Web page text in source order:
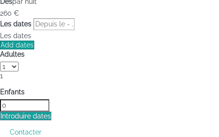
260 €
Les dates
Les dates
Add dates
Adultes
1
Enfants
Introduire dates
Contacter